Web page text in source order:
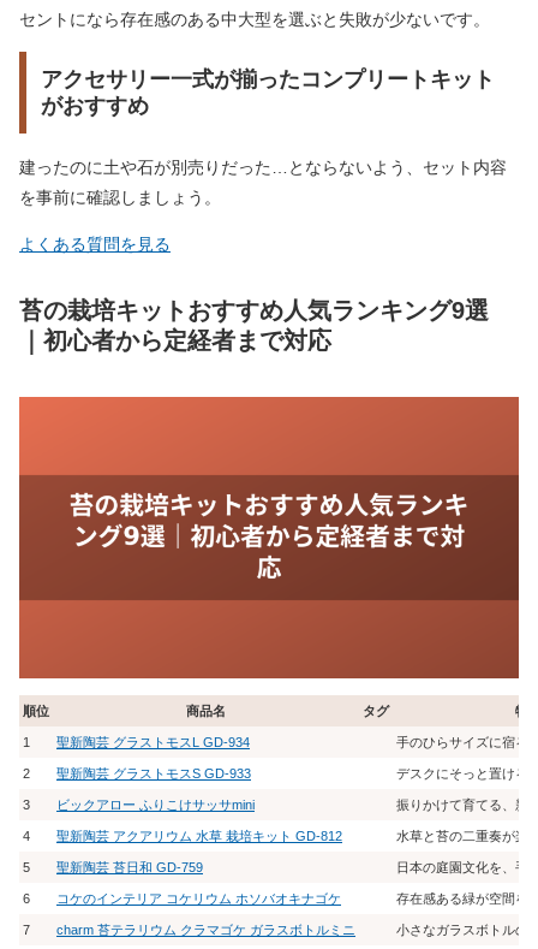
セントになら存在感のある中大型を選ぶと失敗が少ないです。
アクセサリー一式が揃ったコンプリートキット
がおすすめ
建ったのに土や石が別売りだった…とならないよう、セット内容
を事前に確認しましょう。
よくある質問を見る
苔の栽培キットおすすめ人気ランキング9選
｜初心者から定経者まで対応
順位 商品名 タグ 特
1 聖新陶芸 グラストモスL GD-934 手のひらサイズに宿る
2 聖新陶芸 グラストモスS GD-933 デスクにそっと置ける
3 ビックアロー ふりこけサッサmini 振りかけて育てる、新
4 聖新陶芸 アクアリウム 水草 栽培キット GD-812 水草と苔の二重奏が楽
5 聖新陶芸 苔日和 GD-759 日本の庭園文化を、手
6 コケのインテリア コケリウム ホソバオキナゴケ 存在感ある緑が空間を
7 charm 苔テラリウム クラマゴケ ガラスボトルミニ 小さなガラスボトルの